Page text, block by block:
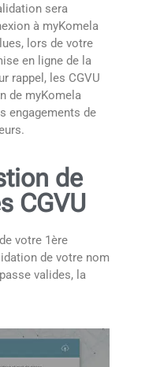
sera
à myKomela
lors de votre
en ligne de la
rappel, les CGVU
de myKomela
engagements de
de
CGVU
votre 1ère
de votre nom
valides, la